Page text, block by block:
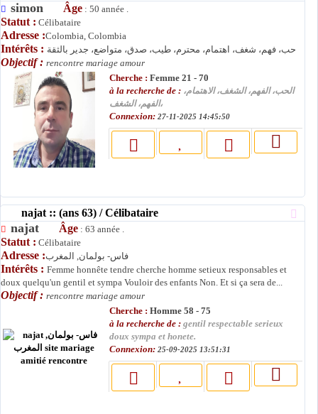
simon Âge : 50 année .
Statut : Célibataire
Adresse :Colombia, Colombia
Intérêts : حب، فهم، شغف، اهتمام، محترم، طيب، صدق، متواضع، جدير بالثقة
Objectif : rencontre mariage amour
Cherche : Femme 21 - 70
à la recherche de : الحب، الفهم، الشغف، الاهتمام،
الفهم، الشغف،
Connexion: 27-11-2025 14:45:50
najat :: (ans 63) / Célibataire
najat Âge : 63 année .
Statut : Célibataire
Adresse :فاس- بولمان, المغرب
Intérêts : Femme honnête tendre cherche homme setieux responsables et
doux quelqu'un gentil et sympa Vouloir des enfants Non. Et si ça sera de...
Objectif : rencontre mariage amour
Cherche : Homme 58 - 75
à la recherche de : gentil respectable serieux
doux sympa et honete.
Connexion: 25-09-2025 13:51:31